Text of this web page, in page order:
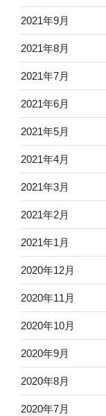
2021年9月
2021年8月
2021年7月
2021年6月
2021年5月
2021年4月
2021年3月
2021年2月
2021年1月
2020年12月
2020年11月
2020年10月
2020年9月
2020年8月
2020年7月